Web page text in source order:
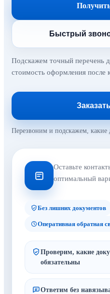
Быстрый
Подскажем точный перечень
стоимость оформления после
Перезвоним и подскажем,
Оставьте
оптимальный
Без лишних документов
Оперативная обратная
Проверим, какие
обязательны
Ответим без